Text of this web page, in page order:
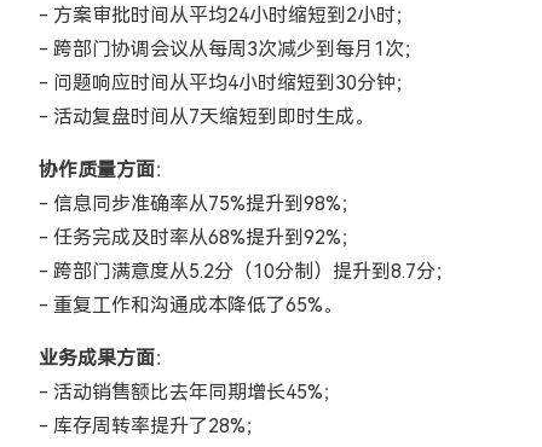
- 方案审批时间从平均24小时缩短到2小时；
- 跨部门协调会议从每周3次减少到每月1次；
- 问题响应时间从平均4小时缩短到30分钟；
- 活动复盘时间从7天缩短到即时生成。
协作质量方面：
- 信息同步准确率从75%提升到98%；
- 任务完成及时率从68%提升到92%；
- 跨部门满意度从5.2分（10分制）提升到8.7分；
- 重复工作和沟通成本降低了65%。
业务成果方面：
- 活动销售额比去年同期增长45%；
- 库存周转率提升了28%；